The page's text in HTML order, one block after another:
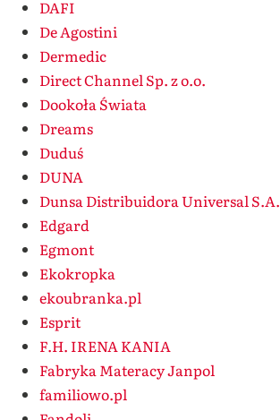
DAFI
De Agostini
Dermedic
Direct Channel Sp. z o.o.
Dookoła Świata
Dreams
Duduś
DUNA
Dunsa Distribuidora Universal S.A.
Edgard
Egmont
Ekokropka
ekoubranka.pl
Esprit
F.H. IRENA KANIA
Fabryka Materacy Janpol
familiowo.pl